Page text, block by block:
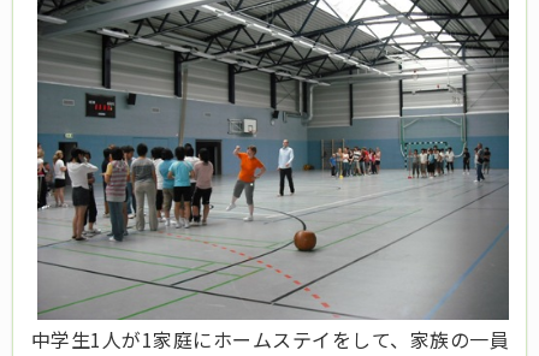
中学生1人が1家庭にホームステイをして、家族の一員